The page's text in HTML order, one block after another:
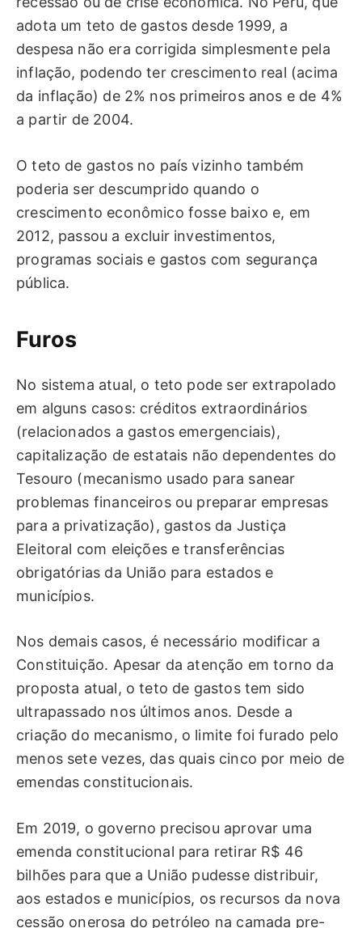
adota um teto de gastos desde 1999, a
despesa não era corrigida simplesmente pela
inflação, podendo ter crescimento real (acima
da inflação) de 2% nos primeiros anos e de 4%
a partir de 2004.
O teto de gastos no país vizinho também
poderia ser descumprido quando o
crescimento econômico fosse baixo e, em
2012, passou a excluir investimentos,
programas sociais e gastos com segurança
pública.
Furos
No sistema atual, o teto pode ser extrapolado
em alguns casos: créditos extraordinários
(relacionados a gastos emergenciais),
capitalização de estatais não dependentes do
Tesouro (mecanismo usado para sanear
problemas financeiros ou preparar empresas
para a privatização), gastos da Justiça
Eleitoral com eleições e transferências
obrigatórias da União para estados e
municípios.
Nos demais casos, é necessário modificar a
Constituição. Apesar da atenção em torno da
proposta atual, o teto de gastos tem sido
ultrapassado nos últimos anos. Desde a
criação do mecanismo, o limite foi furado pelo
menos sete vezes, das quais cinco por meio de
emendas constitucionais.
Em 2019, o governo precisou aprovar uma
emenda constitucional para retirar R$ 46
bilhões para que a União pudesse distribuir,
aos estados e municípios, os recursos da nova
cessão onerosa do petróleo na camada pre-